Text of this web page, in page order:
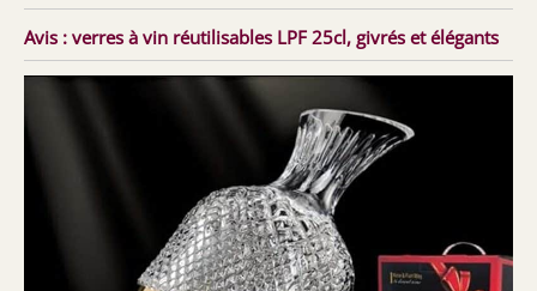
Avis : verres à vin réutilisables LPF 25cl, givrés et élégants